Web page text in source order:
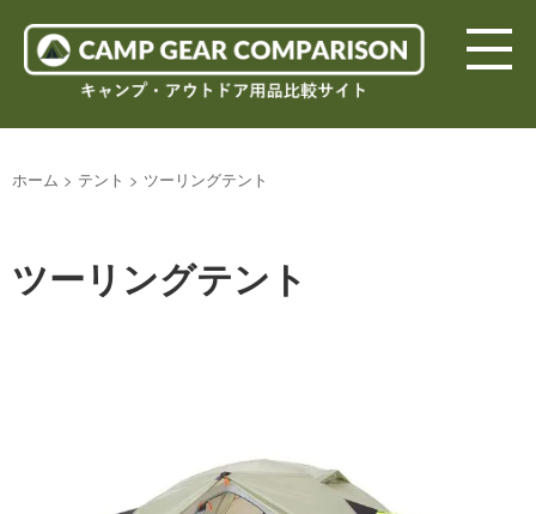
ホーム > テント > ツーリングテント
ツーリングテント